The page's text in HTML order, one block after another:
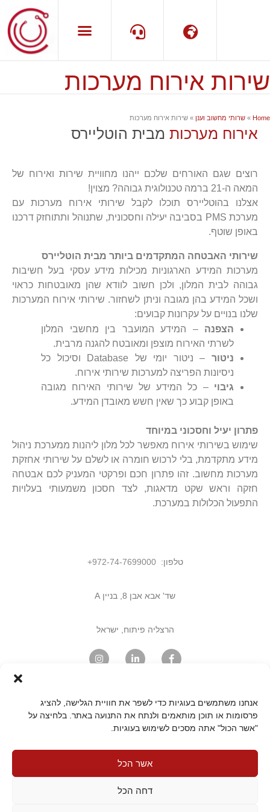
אנחנו משתמשים בעוגיות כדי לשפר את חוויית הגלישה, להציג
פרסומות או תוכן מותאמים ולנתח את התנועה באתר. בלחיצה על
"אשר הכול" אתה מסכים לשימוש בעוגיות.
אשר הכל
דחה הכל
שפה תמיכה
שירות אירוח מערכות
Home
» שרותי מחשוב וענן » שירות אירוח מערכות
אירוח מערכות מבית הוטליירס
רוצים שגם האורחים שלכם ייהנו מחוויית שירות ואירוח של
המאה ה-21 ברמה טכנולוגית גבוהה? מצוין!
אצלנו בהוטליירס תוכלו לקבל שירותי אירוח מערכות עם
מערכת PMS בסביבה יעילה וחסכונית, שתנוהל ותתוחזק דרכנו
באופן שוטף.
שירותי האבטחה המתקדמים ביותר מבית הוטליירס
מערכות המידע הארגוניות מכילות מידע עסקי בעל חשיבות
גבוהה לבית המלון, ולכן חשוב לוודא שהן מאובטחות כראוי
ושכל המידע בהן מגובה וניתן לשחזור. שירותי אירוח המערכות
שלנו בנויים על עקרונות קבועים:
הצפנה – המידע המועבר בין מחשבי המלון
לשרתי האירוח מוצפן ומאובטח להגנה מרבית.
ניטור
– ניטור יומי של Database וסיכול כל
ניסיונות הפריצה למערכות שירותי אירוח.
גיבוי – כל המידע של שירותי האירוח מגובה
באופן קבוע כך שאין חשש מאובדן המידע.
פתרון יעיל וחסכוני במיוחד
שימוש בשירותי אירוח מאפשר לכל מלון ליהנות ממערכת ניהול
מידע מתקדמת, בלי לרכוש חומרה או לשלם על שירותי אחזקת
מערכות מחשוב. זהו פתרון חכם ופרקטי המעניק לכם אבטחה
חזקה וראש שקט מדאגות, לצד חסכון משמעותי בעלויות
התפעול הכלולות במערכת.
טלפון: 972-74-7699000
+
שד' אבא אבן 8, בניין A
הרצליה פיתוח, ישראל